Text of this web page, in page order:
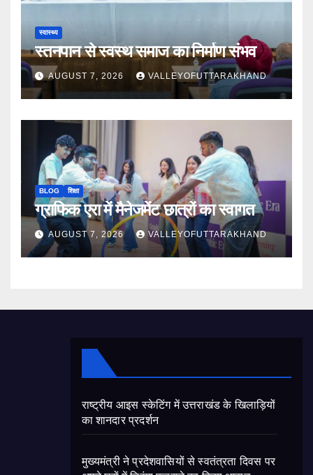
स्वास्थ्य
स्तनपान से स्वस्थ समाज का निर्माण संभव
AUGUST 7, 2026 VALLEYOFUTTARAKHAND
BLOG शिक्षा
ग्राफिक एरा में मैनेजमेंट छात्रों का स्वागत
AUGUST 7, 2026 VALLEYOFUTTARAKHAND
राष्ट्रीय आइस स्केटिंग में उत्तराखंड के खिलाड़ियों
का शानदार प्रदर्शन
मुख्यमंत्री ने प्रदेशवासियों से स्वतंत्रता दिवस पर